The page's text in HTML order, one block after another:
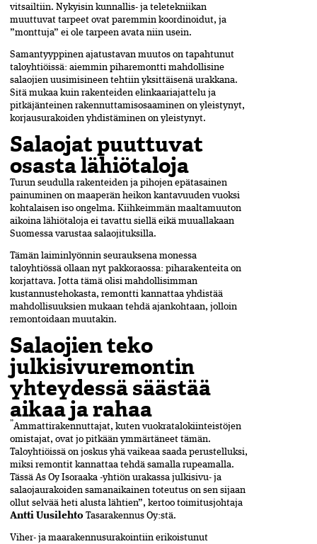
vitsailtiin. Nykyisin kunnallis- ja teletekniikan
muuttuvat tarpeet ovat paremmin koordinoidut, ja
”monttuja” ei ole tarpeen avata niin usein.
Samantyyppinen ajatustavan muutos on tapahtunut
taloyhtiöissä: aiemmin piharemontti mahdollisine
salaojien uusimisineen tehtiin yksittäisenä urakkana.
Sitä mukaa kuin rakenteiden elinkaariajattelu ja
pitkäjänteinen rakennuttamisosaaminen on yleistynyt,
korjausurakoiden yhdistäminen on yleistynyt.
Salaojat puuttuvat
osasta lähiötaloja
Turun seudulla rakenteiden ja pihojen epätasainen
painuminen on maaperän heikon kantavuuden vuoksi
kohtalaisen iso ongelma. Kiihkeimmän maaltamuuton
aikoina lähiötaloja ei tavattu siellä eikä muuallakaan
Suomessa varustaa salaojituksilla.
Tämän laiminlyönnin seurauksena monessa
taloyhtiössä ollaan nyt pakkoraossa: piharakenteita on
korjattava. Jotta tämä olisi mahdollisimman
kustannustehokasta, remontti kannattaa yhdistää
mahdollisuuksien mukaan tehdä ajankohtaan, jolloin
remontoidaan muutakin.
Salaojien teko
julkisivuremontin
yhteydessä säästää
aikaa ja rahaa
”Ammattirakennuttajat, kuten vuokratalokiinteistöjen
omistajat, ovat jo pitkään ymmärtäneet tämän.
Taloyhtiöissä on joskus yhä vaikeaa saada perustelluksi,
miksi remontit kannattaa tehdä samalla rupeamalla.
Tässä As Oy Isoraaka -yhtiön urakassa julkisivu- ja
salaojaurakoiden samanaikainen toteutus on sen sijaan
ollut selvää heti alusta lähtien”, kertoo toimitusjohtaja
Antti Uusilehto Tasarakennus Oy:stä.
Viher- ja maarakennusurakointiin erikoistunut